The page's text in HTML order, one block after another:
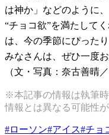
は神か」などのように
“チョコ欲”を満たして
は、今の季節にぴった
みなさんは、ぜひ一度お
（文・写真：奈古善晴
※本記事の情報は執筆
情報とは異なる可能性
#ローソン#アイス#チョ